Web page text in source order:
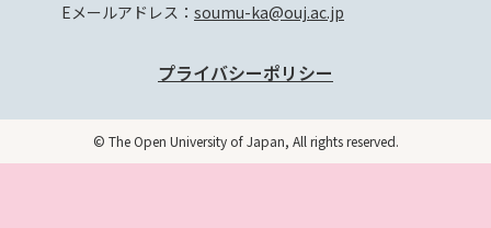
Eメールアドレス： soumu-ka@ouj.ac.jp
プライバシーポリシー
© The Open University of Japan, All rights reserved.